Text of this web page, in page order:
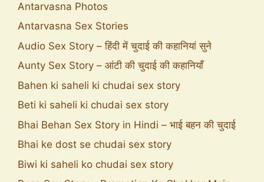
Antarvasna Photos
Antarvasna Sex Stories
Audio Sex Story – हिंदी में चुदाई की कहानियां सुने
Aunty Sex Story – आंटी की चुदाई की कहानियाँ
Bahen ki saheli ki chudai sex story
Beti ki saheli ki chudai sex story
Bhai Behan Sex Story in Hindi – भाई बहन की चुदाई
Bhai ke dost se chudai sex story
Biwi ki saheli ko chudai sex story